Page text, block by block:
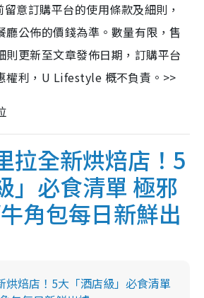
意訂購平台的使用條款及細則，
廳公佈的價錢為準。數量有限，售
則更新至文章發佈日期，訂購平台
權利，U Lifestyle 概不負責。>>
拉全新烘焙店！5
」必食清單 極邪
角包每日新鮮出
烘焙店！5大「酒店級」必食清單